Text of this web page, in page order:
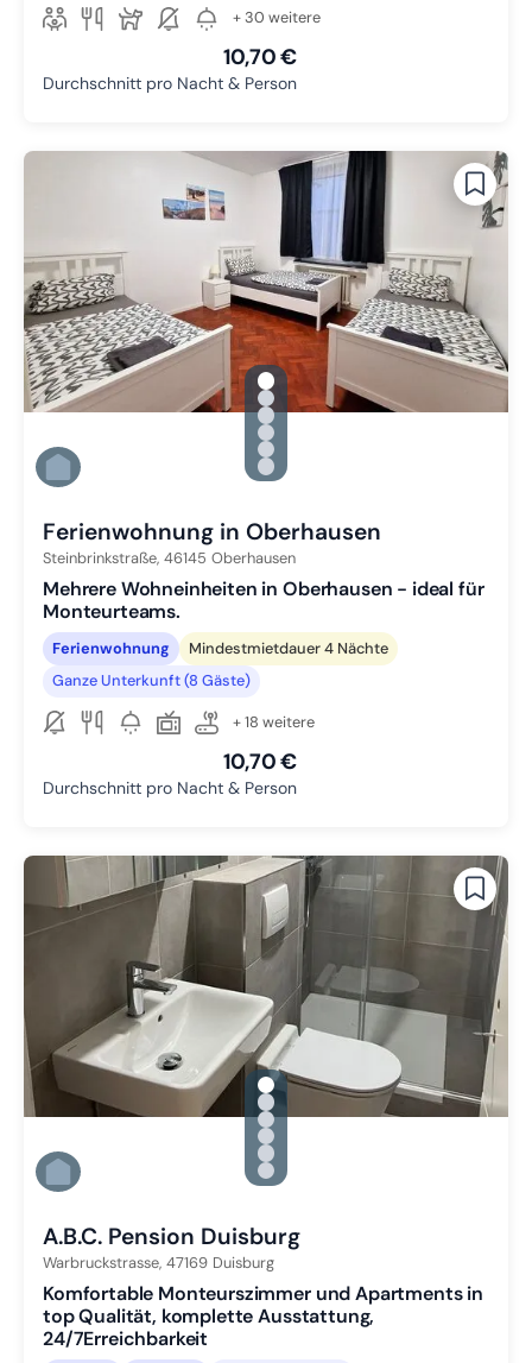
+ 30 weitere
10,70 €
Durchschnitt pro Nacht & Person
gallery.slide_selector
Zu Slide 1 wechseln
Zu Slide 2 wechseln
Zu Slide 3 wechseln
Zu Slide 4 wechseln
Zu Slide 5 wechseln
Zu Slide 6 wechseln
Ferienwohnung in Oberhausen
Steinbrinkstraße, 46145 Oberhausen
Mehrere Wohneinheiten in Oberhausen - ideal für
Monteurteams.
Ferienwohnung
Mindestmietdauer 4 Nächte
Ganze Unterkunft (8 Gäste)
+ 18 weitere
10,70 €
Durchschnitt pro Nacht & Person
gallery.slide_selector
Zu Slide 1 wechseln
Zu Slide 2 wechseln
Zu Slide 3 wechseln
Zu Slide 4 wechseln
Zu Slide 5 wechseln
Zu Slide 6 wechseln
A.B.C. Pension Duisburg
Warbruckstrasse, 47169 Duisburg
Komfortable Monteurszimmer und Apartments in
top Qualität, komplette Ausstattung,
24/7Erreichbarkeit